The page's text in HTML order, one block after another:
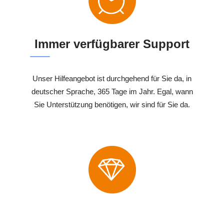
Immer verfügbarer Support
Unser Hilfeangebot ist durchgehend für Sie da, in
deutscher Sprache, 365 Tage im Jahr. Egal, wann
Sie Unterstützung benötigen, wir sind für Sie da.